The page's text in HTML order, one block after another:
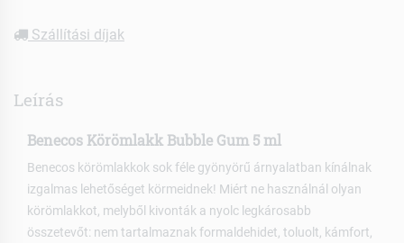
Szállítási díjak
Leírás
Benecos Körömlakk Bubble Gum 5 ml
Benecos körömlakkok sok féle gyönyörű árnyalatban kínálnak
izgalmas lehetőséget körmeidnek! Miért ne használnál olyan
körömlakkot, melyből kivonták a nyolc legkárosabb
összetevőt: nem tartalmaznak formaldehidet, toluolt, kámfort,